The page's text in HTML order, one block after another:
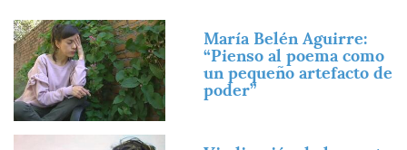
Imagen
María Belén Aguirre:
“Pienso al poema como
un pequeño artefacto de
poder”